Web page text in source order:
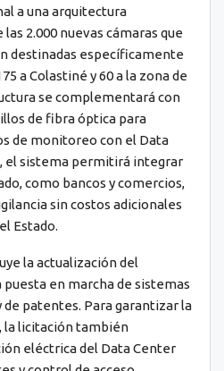
a una arquitectura
2.000 nuevas cámaras que
destinadas específicamente
a Colastiné y 60 a la zona de
se complementará con
de fibra óptica para
de monitoreo con el Data
el sistema permitirá integrar
como bancos y comercios,
sin costos adicionales
Estado.
la actualización del
en marcha de sistemas
patentes. Para garantizar la
la licitación también
eléctrica del Data Center